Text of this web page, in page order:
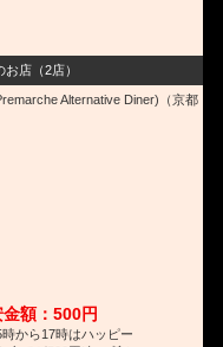
店（2店）
額：500円
から17時はハッピー